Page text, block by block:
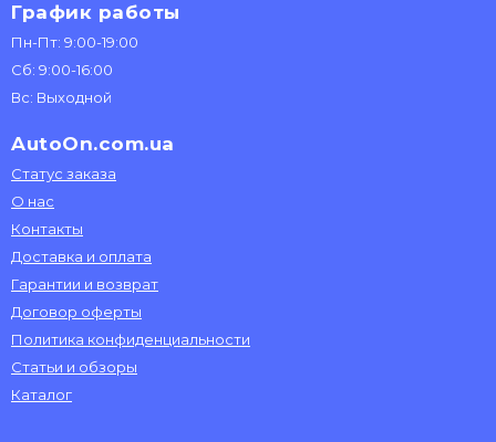
График работы
Пн-Пт: 9:00-19:00
Сб: 9:00-16:00
Вс: Выходной
AutoOn.com.ua
Статус заказа
О нас
Контакты
Доставка и оплата
Гарантии и возврат
Договор оферты
Политика конфиденциальности
Статьи и обзоры
Каталог